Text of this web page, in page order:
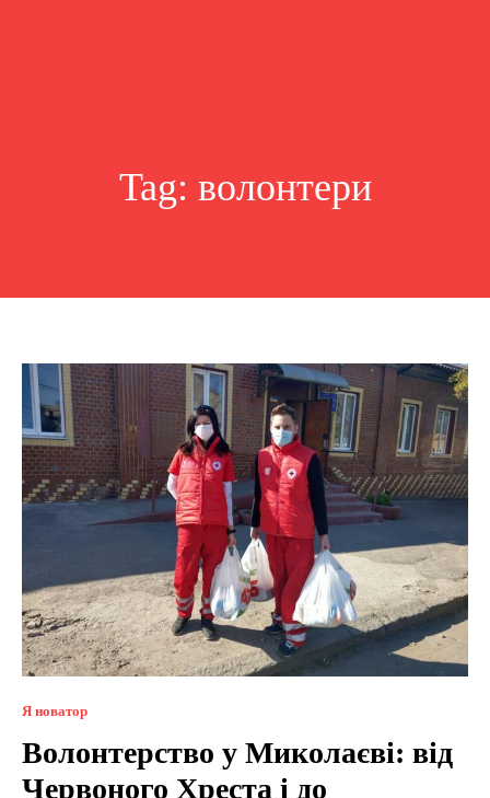
Tag: волонтери
Я новатор
Волонтерство у Миколаєві: від
Червоного Хреста і до